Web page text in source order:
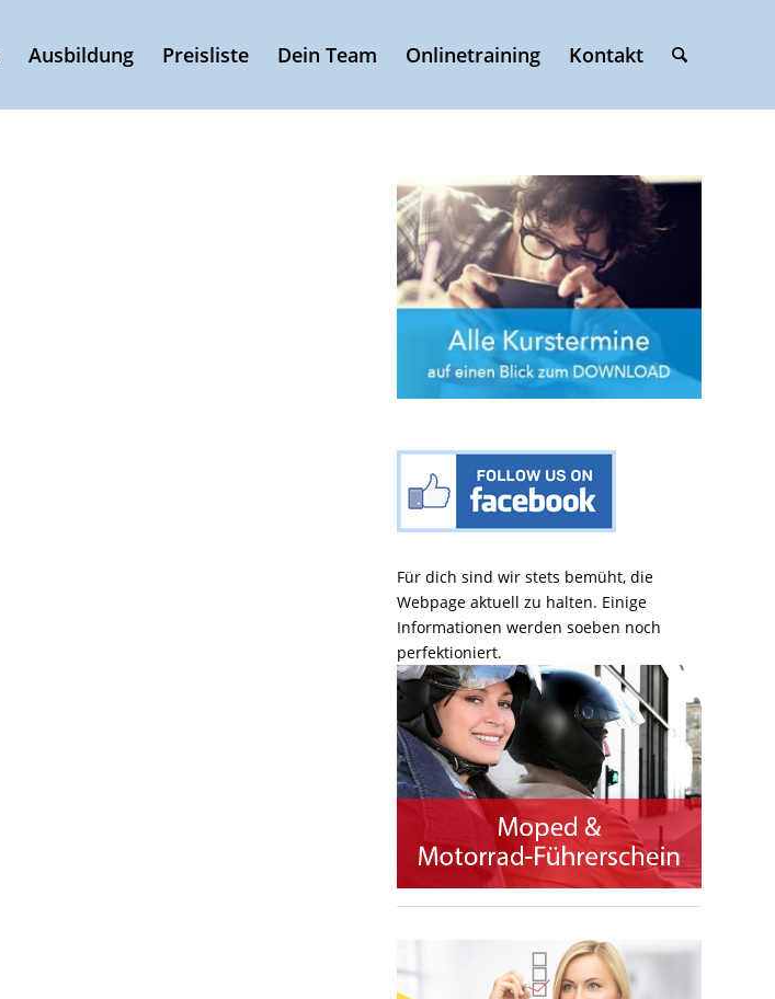
Ausbildung Preisliste Dein Team Onlinetraining Kontakt
Für dich sind wir stets bemüht, die
Webpage aktuell zu halten. Einige
Informationen werden soeben noch
perfektioniert.